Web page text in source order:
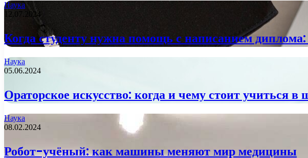
Наука
12.07.2024
Когда студенту нужна помощь с написанием
Наука
05.06.2024
Ораторское искусство: когда и чему стоит учиться в
Наука
08.02.2024
Робот-учёный: как машины меняют мир медицины